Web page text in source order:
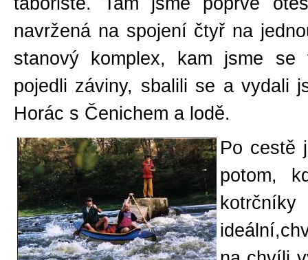
navržená na spojení čtyř na
stanový komplex, kam jsme se
pojedli záviny, sbalili se a vydali
Horác s Čenichem a lodě.
Po cestě
potom,